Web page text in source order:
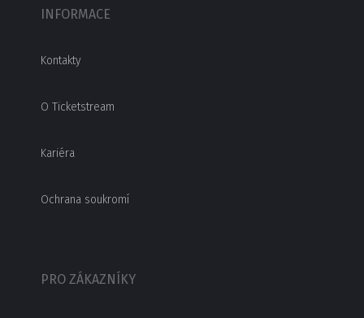
INFORMACE
Kontakty
O Ticketstream
Kariéra
Ochrana soukromí
PRO ZÁKAZNÍKY